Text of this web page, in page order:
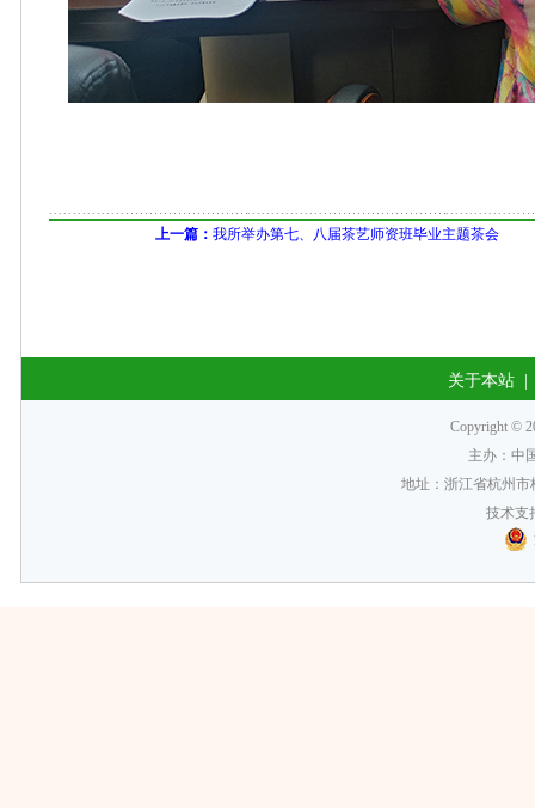
上一篇： 我所举办第七、八届茶艺师资班毕业主题茶会
关于本站
Copyright ©
主办：中
地址：浙江省杭州
技术支